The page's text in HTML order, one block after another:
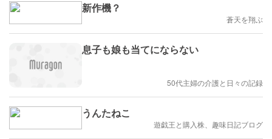
新作機？
蒼天を翔ぶ
息子も娘も当てにならない
50代主婦の介護と日々の記録
うんたねこ
遊戯王と購入株、趣味日記ブログ